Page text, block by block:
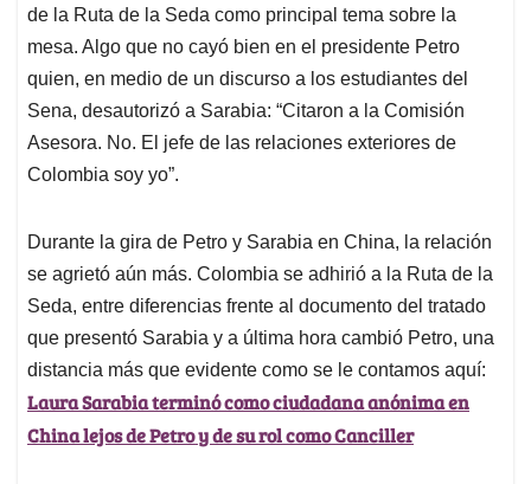
de la Ruta de la Seda como principal tema sobre la
mesa. Algo que no cayó bien en el presidente Petro
quien, en medio de un discurso a los estudiantes del
Sena, desautorizó a Sarabia: “Citaron a la Comisión
Asesora. No. El jefe de las relaciones exteriores de
Colombia soy yo”.
Durante la gira de Petro y Sarabia en China, la relación
se agrietó aún más. Colombia se adhirió a la Ruta de la
Seda, entre diferencias frente al documento del tratado
que presentó Sarabia y a última hora cambió Petro, una
distancia más que evidente como se le contamos aquí:
Laura Sarabia terminó como ciudadana anónima en
China lejos de Petro y de su rol como Canciller